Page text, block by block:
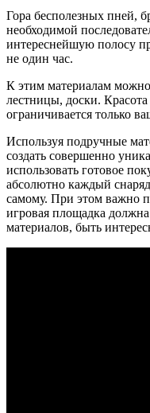
Гора бесполезных пней,
необходимой
интереснейшую полосу
не один час.
К этим материалам
лестницы, доски.
ограничивается только
Используя подручные
создать совершенно
использовать готовое
абсолютно каждый
самому. При этом важно
игровая площадка
материалов, быть